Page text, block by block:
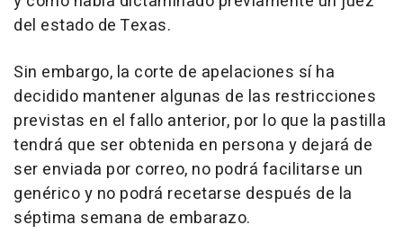
del estado de Texas.
Sin embargo, la corte de apelaciones sí ha
decidido mantener algunas de las restricciones
previstas en el fallo anterior, por lo que la pastilla
tendrá que ser obtenida en persona y dejará de
ser enviada por correo, no podrá facilitarse un
genérico y no podrá recetarse después de la
séptima semana de embarazo.